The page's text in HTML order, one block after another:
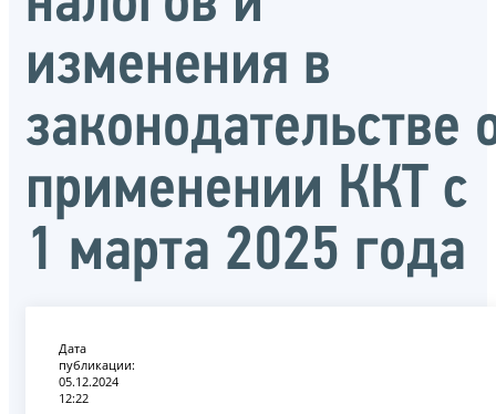
изменения в
законодательстве
применении ККТ с
1 марта 2025 года
Дата
публикации:
05.12.2024
12:22